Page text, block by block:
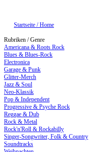
Startseite / Home
Rubriken / Genre
Americana & Roots Rock
Blues & Blues-Rock
Electronica
Garage & Punk
Glitter-Merch
Jazz & Soul
Neo-Klassik
Pop & Independent
Progressive & Psyche Rock
Reggae & Dub
Rock & Metal
Rock'n'Roll & Rockabilly
Singer-Songwriter, Folk & Country
Soundtracks